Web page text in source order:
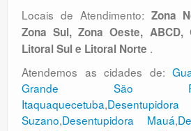
Locais de Atendimento: Zona
Zona Sul, Zona Oeste, ABCD,
Litoral Sul e Litoral Norte .
Atendemos as cidades de:
Grande São
Itaquaquecetuba,Desentupidora
Suzano,Desentupidora Mauá,